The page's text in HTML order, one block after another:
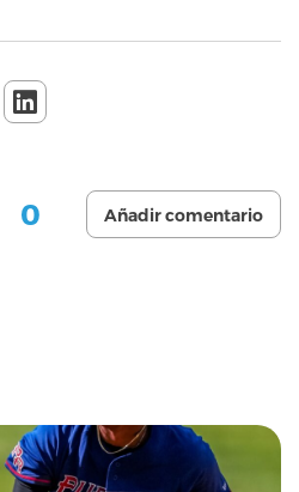
0 Añadir comentario